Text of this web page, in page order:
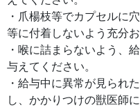
・爪楊枝等でカプセルに
等に付着しないよう充分
・喉に詰まらないよう、
与えてください。
・給与中に異常が見られ
し、かかりつけの獣医師